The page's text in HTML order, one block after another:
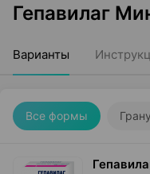
Гепавилаг
Варианты
Все формы